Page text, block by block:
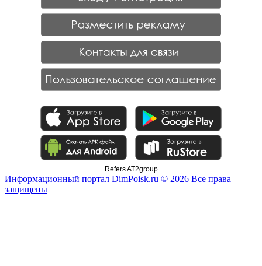
Refers AT2group
Информационный портал DimPoisk.ru © 2026 Все права
защищены